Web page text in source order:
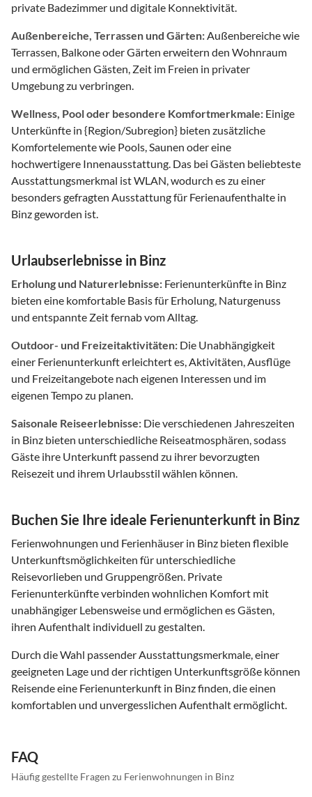
private Badezimmer und digitale Konnektivität.
Außenbereiche, Terrassen und Gärten:Außenbereiche wie
Terrassen, Balkone oder Gärten erweitern den Wohnraum
und ermöglichen Gästen, Zeit im Freien in privater
Umgebung zu verbringen.
Wellness, Pool oder besondere Komfortmerkmale: Einige
Unterkünfte in {Region/Subregion} bieten zusätzliche
Komfortelemente wie Pools, Saunen oder eine
hochwertigere Innenausstattung. Das bei Gästen beliebteste
Ausstattungsmerkmal ist WLAN, wodurch es zu einer
besonders gefragten Ausstattung für Ferienaufenthalte in
Binz geworden ist.
Urlaubserlebnisse in Binz
Erholung und Naturerlebnisse: Ferienunterkünfte in Binz
bieten eine komfortable Basis für Erholung, Naturgenuss
und entspannte Zeit fernab vom Alltag.
Outdoor- und Freizeitaktivitäten: Die Unabhängigkeit
einer Ferienunterkunft erleichtert es, Aktivitäten, Ausflüge
und Freizeitangebote nach eigenen Interessen und im
eigenen Tempo zu planen.
Saisonale Reiseerlebnisse: Die verschiedenen Jahreszeiten
in Binz bieten unterschiedliche Reiseatmosphären, sodass
Gäste ihre Unterkunft passend zu ihrer bevorzugten
Reisezeit und ihrem Urlaubsstil wählen können.
Buchen Sie Ihre ideale Ferienunterkunft in Binz
Ferienwohnungen und Ferienhäuser in Binz bieten flexible
Unterkunftsmöglichkeiten für unterschiedliche
Reisevorlieben und Gruppengrößen. Private
Ferienunterkünfte verbinden wohnlichen Komfort mit
unabhängiger Lebensweise und ermöglichen es Gästen,
ihren Aufenthalt individuell zu gestalten.
Durch die Wahl passender Ausstattungsmerkmale, einer
geeigneten Lage und der richtigen Unterkunftsgröße können
Reisende eine Ferienunterkunft in Binz finden, die einen
komfortablen und unvergesslichen Aufenthalt ermöglicht.
FAQ
Häufig gestellte Fragen zu Ferienwohnungen in Binz